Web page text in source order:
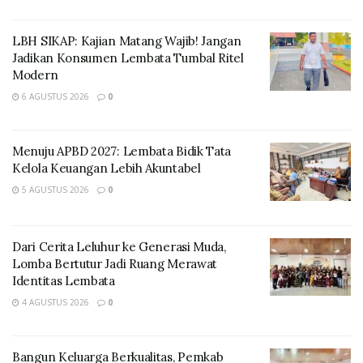
memperkuat sinergi dan mengevaluasi langkah-
langkah kita dalam meningkatkan kualitas layanan
perpustakaan dan budaya literasi masyarakat
Lembata,” Ucap Ursula dalam sambutannya pada
Bunda Literasi Kabupaten Lembata ini juga
mengatakan bahwa Literasi bukan hanya soal
“Literasi bukan hanya soal membaca dan menulis,
melainkan juga tentang kemampuan berpikir kritis,
memahami informasi dan mengaplikasikan
Ursula.
LBH SIKAP: Kajian Matang Wajib! Jangan
Jadikan Konsumen Lembata Tumbal Ritel
Modern
6 AGUSTUS 2026 0
Menuju APBD 2027: Lembata Bidik Tata
Kelola Keuangan Lebih Akuntabel
5 AGUSTUS 2026 0
Dari Cerita Leluhur ke Generasi Muda,
Lomba Bertutur Jadi Ruang Merawat
Identitas Lembata
4 AGUSTUS 2026 0
Bangun Keluarga Berkualitas, Pemkab